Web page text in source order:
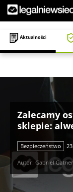
Aktualności
Zalecamy
sklepie:
Bezpieczeństwo
Autor: Gabriel Gatner